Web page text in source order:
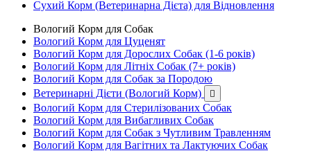
Сухий Корм (Ветеринарна Дієта) для Відновлення
Вологий Корм для Собак
Вологий Корм для Цуценят
Вологий Корм для Дорослих Собак (1-6 років)
Вологий Корм для Літніх Собак (7+ років)
Вологий Корм для Собак за Породою
Ветеринарні Дієти (Вологий Корм)

Вологий Корм для Стерилізованих Собак
Вологий Корм для Вибагливих Собак
Вологий Корм для Собак з Чутливим Травленням
Вологий Корм для Вагітних та Лактуючих Собак